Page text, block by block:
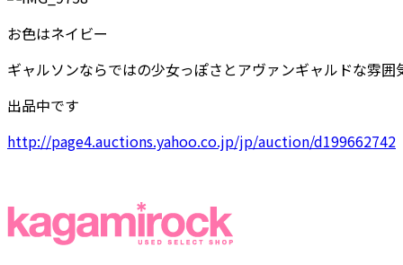
お色はネイビー
ギャルソンならではの少女っぽさとアヴァンギャルドな雰囲
出品中です
http://page4.auctions.yahoo.co.jp/jp/auction/d199662742